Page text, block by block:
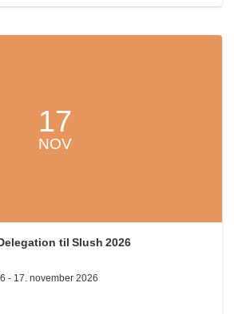
17
NOV
til Slush 2026
- 17. november 2026